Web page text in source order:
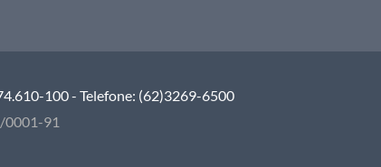
100 - Telefone: (62)3269-6500
0001-91